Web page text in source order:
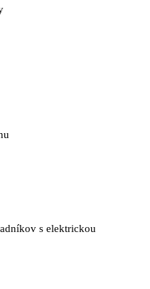
s elektrickou